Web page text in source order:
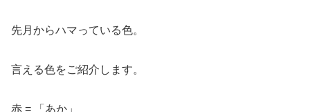
先月からハマっている色。
言える色をご紹介します。
赤 = 「あか」